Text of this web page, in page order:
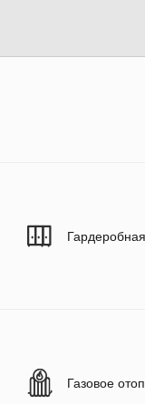
Гардеробная
Газовое